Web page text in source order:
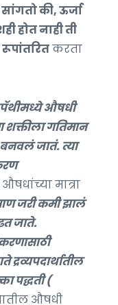
की, ऊर्जा
होत नाही ती
करता
औषधी
शक्तीला गतिमान
जातं. त्या
मात्रा
जरी कमी झालं
जाते.
पद्धती (
औषधी